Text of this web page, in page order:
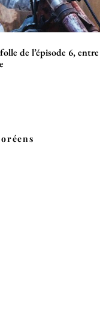
de l’épisode 6, entre